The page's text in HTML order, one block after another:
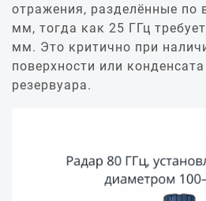
отражения, разделённые по
мм, тогда как 25 ГГц
мм. Это критично при
поверхности или
резервуара.